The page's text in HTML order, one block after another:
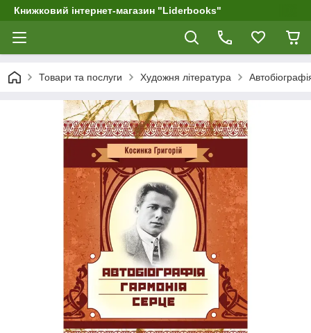
Книжковий інтернет-магазин "Liderbooks"
Товари та послуги Художня література